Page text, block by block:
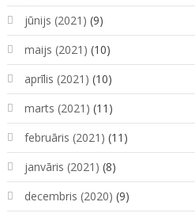
jūnijs (2021) (9)
maijs (2021) (10)
aprīlis (2021) (10)
marts (2021) (11)
februāris (2021) (11)
janvāris (2021) (8)
decembris (2020) (9)